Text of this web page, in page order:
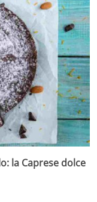
la Caprese dolce